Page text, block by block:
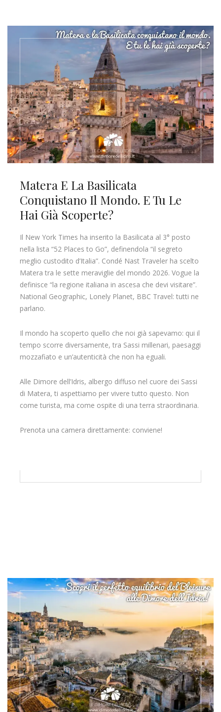
Matera E La Basilicata
Conquistano Il Mondo. E Tu Le
Hai Già Scoperte?
Il New York Times ha inserito la Basilicata al 3° posto
nella lista “52 Places to Go”, definendola “il segreto
meglio custodito d’Italia”. Condé Nast Traveler ha scelto
Matera tra le sette meraviglie del mondo 2026. Vogue la
definisce “la regione italiana in ascesa che devi visitare”.
National Geographic, Lonely Planet, BBC Travel: tutti ne
parlano.
Il mondo ha scoperto quello che noi già sapevamo: qui il
tempo scorre diversamente, tra Sassi millenari, paesaggi
mozzafiato e un’autenticità che non ha eguali.
Alle Dimore dell’Idris, albergo diffuso nel cuore dei Sassi
di Matera, ti aspettiamo per vivere tutto questo. Non
come turista, ma come ospite di una terra straordinaria.
Prenota una camera direttamente: conviene!